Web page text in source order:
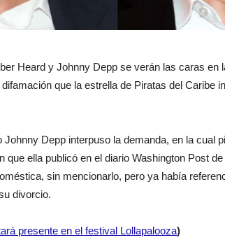
Heard y Johnny Depp se verán las caras en
que la estrella de Piratas del Caribe
Depp interpuso la demanda, en la cual
que ella publicó en el diario Washington Post
sin mencionarlo, pero ya había
divorcio.
presente en el festival Lollapalooza)